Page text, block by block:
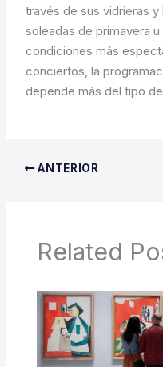
través de sus vidrieras y
soleadas de primavera
condiciones más
conciertos, la
depende más del tipo
ANTERIOR
Related